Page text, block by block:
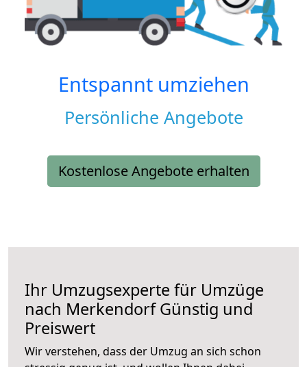
Entspannt umziehen
Persönliche Angebote
Kostenlose Angebote erhalten
Ihr Umzugsexperte für Umzüge
nach MerkendorfGünstig und
Preiswert
Wir verstehen, dass der Umzug an sich schon